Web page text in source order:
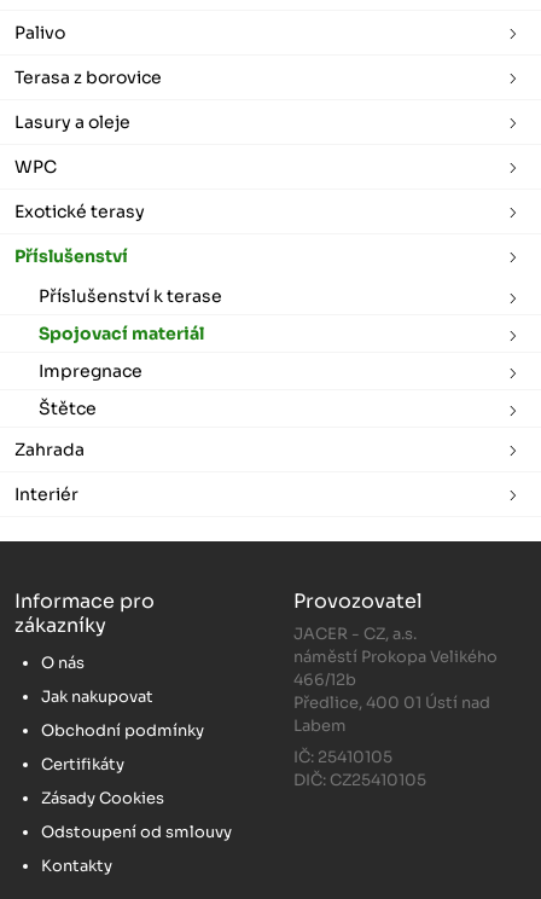
Palivo
Terasa z borovice
Lasury a oleje
WPC
Exotické terasy
Příslušenství
Příslušenství k terase
Spojovací materiál
Impregnace
Štětce
Zahrada
Interiér
Informace pro
zákazníky
O nás
Jak nakupovat
Obchodní podmínky
Certifikáty
Zásady Cookies
Odstoupení od smlouvy
Kontakty
Provozovatel
JACER - CZ, a.s.
náměstí Prokopa Velikého
466/12b
Předlice, 400 01 Ústí nad
Labem
IČ: 25410105
DIČ: CZ25410105